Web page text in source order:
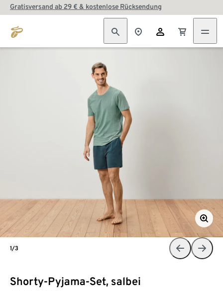
Gratisversand ab 29 € & kostenlose Rücksendung
Shorty-Pyjama-Set, salbei
1/3